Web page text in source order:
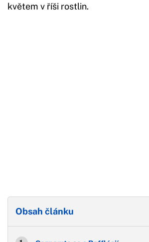
květem v říši rostlin.
Obsah článku